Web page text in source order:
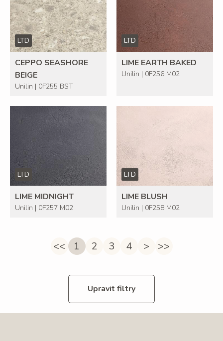
LTD
CEPPO SEASHORE
BEIGE
Unilin | 0F255 BST
LTD
LIME EARTH BAKED
Unilin | 0F256 M02
LTD
LIME MIDNIGHT
Unilin | 0F257 M02
LTD
LIME BLUSH
Unilin | 0F258 M02
<< 1 2 3 4 > >>
Upravit filtry